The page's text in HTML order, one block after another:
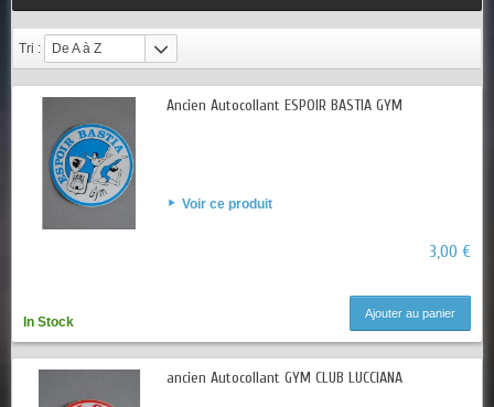
Tri : De A à Z
Ancien Autocollant ESPOIR BASTIA GYM
Voir ce produit
3,00 €
In Stock
Ajouter au panier
ancien Autocollant GYM CLUB LUCCIANA